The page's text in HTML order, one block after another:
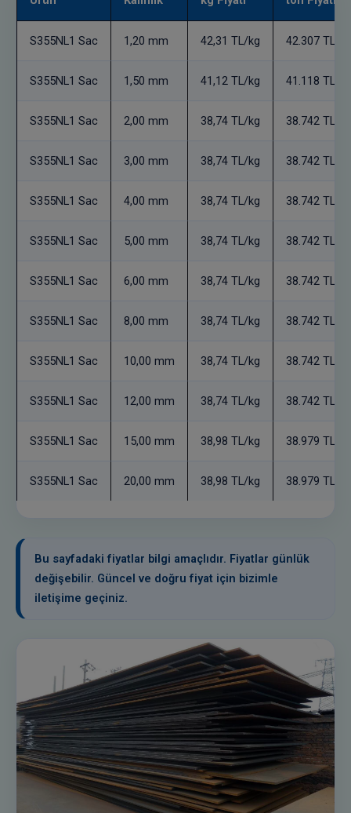
S355NL1 Sac 1,20 mm 42,31 TL/kg 42.307 TL/
S355NL1 Sac 1,50 mm 41,12 TL/kg 41.118 TL/
S355NL1 Sac 2,00 mm 38,74 TL/kg 38.742 TL/
S355NL1 Sac 3,00 mm 38,74 TL/kg 38.742 TL/
S355NL1 Sac 4,00 mm 38,74 TL/kg 38.742 TL/
S355NL1 Sac 5,00 mm 38,74 TL/kg 38.742 TL/
S355NL1 Sac 6,00 mm 38,74 TL/kg 38.742 TL/
S355NL1 Sac 8,00 mm 38,74 TL/kg 38.742 TL/
S355NL1 Sac 10,00 mm 38,74 TL/kg 38.742 TL/
S355NL1 Sac 12,00 mm 38,74 TL/kg 38.742 TL/
S355NL1 Sac 15,00 mm 38,98 TL/kg 38.979 TL/
S355NL1 Sac 20,00 mm 38,98 TL/kg 38.979 TL/
Bu sayfadaki fiyatlar bilgi amaçlıdır. Fiyatlar günlük
değişebilir. Güncel ve doğru fiyat için bizimle
iletişime geçiniz.